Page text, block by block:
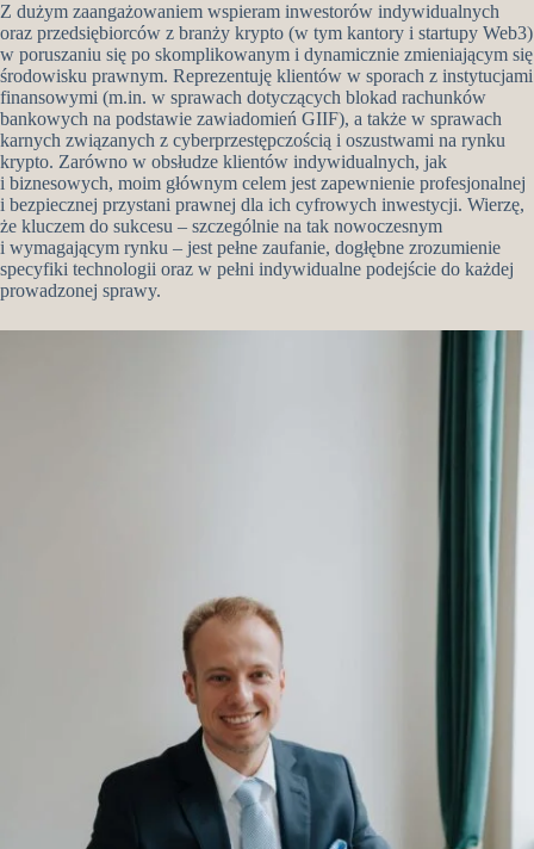
Z dużym zaangażowaniem wspieram inwestorów indywidualnych
oraz przedsiębiorców z branży krypto (w tym kantory i startupy Web3)
w poruszaniu się po skomplikowanym i dynamicznie zmieniającym się
środowisku prawnym. Reprezentuję klientów w sporach z instytucjami
finansowymi (m.in. w sprawach dotyczących blokad rachunków
bankowych na podstawie zawiadomień GIIF), a także w sprawach
karnych związanych z cyberprzestępczością i oszustwami na rynku
krypto. Zarówno w obsłudze klientów indywidualnych, jak
i biznesowych, moim głównym celem jest zapewnienie profesjonalnej
i bezpiecznej przystani prawnej dla ich cyfrowych inwestycji. Wierzę,
że kluczem do sukcesu – szczególnie na tak nowoczesnym
i wymagającym rynku – jest pełne zaufanie, dogłębne zrozumienie
specyfiki technologii oraz w pełni indywidualne podejście do każdej
prowadzonej sprawy.